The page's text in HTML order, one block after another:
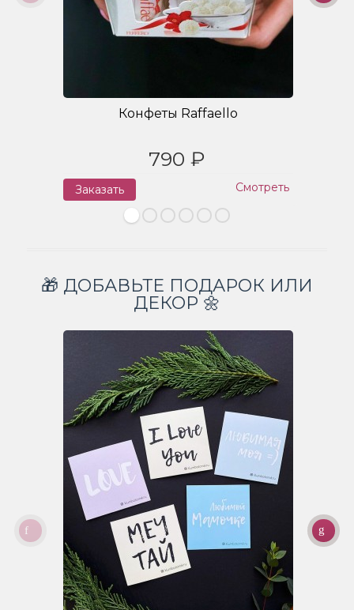
Конфеты Raffaello
790 ₽
Заказать Смотреть
🎁 ДОБАВЬТЕ ПОДАРОК ИЛИ
ДЕКОР 🌼